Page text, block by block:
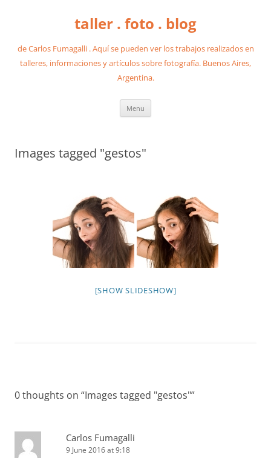
taller . foto . blog
de Carlos Fumagalli . Aquí se pueden ver los trabajos realizados en
talleres, informaciones y artículos sobre fotografía. Buenos Aires,
Argentina.
Menu
Images tagged "gestos"
[SHOW SLIDESHOW]
0 thoughts on “Images tagged "gestos"”
Carlos Fumagalli
9 June 2016 at 9:18